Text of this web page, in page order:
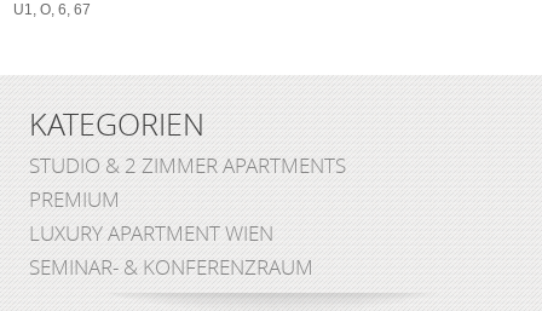
U1, O, 6, 67
KATEGORIEN
STUDIO & 2 ZIMMER APARTMENTS
PREMIUM
LUXURY APARTMENT WIEN
SEMINAR- & KONFERENZRAUM